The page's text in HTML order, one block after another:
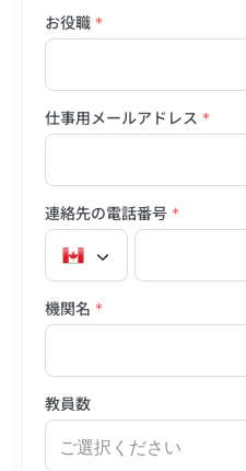
お役職 *
仕事用メールアドレス *
連絡先の電話番号 *
機関名 *
教員数
ご選択ください